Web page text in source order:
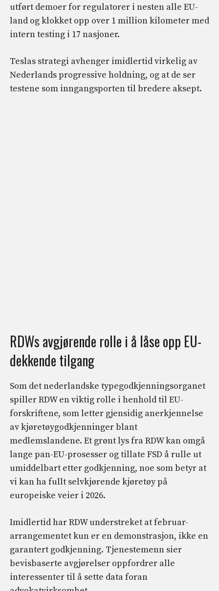
utført demoer for regulatorer i nesten alle EU-
land og klokket opp over 1 million kilometer med
intern testing i 17 nasjoner.
Teslas strategi avhenger imidlertid virkelig av
Nederlands progressive holdning, og at de ser
testene som inngangsporten til bredere aksept.
RDWs avgjørende rolle i å låse opp EU-
dekkende tilgang
Som det nederlandske typegodkjenningsorganet
spiller RDW en viktig rolle i henhold til EU-
forskriftene, som letter gjensidig anerkjennelse
av kjøretøygodkjenninger blant
medlemslandene. Et grønt lys fra RDW kan omgå
lange pan-EU-prosesser og tillate FSD å rulle ut
umiddelbart etter godkjenning, noe som betyr at
vi kan ha fullt selvkjørende kjøretøy på
europeiske veier i 2026.
Imidlertid har RDW understreket at februar-
arrangementet kun er en demonstrasjon, ikke en
garantert godkjenning. Tjenestemenn sier
bevisbaserte avgjørelser oppfordrer alle
interessenter til å sette data foran